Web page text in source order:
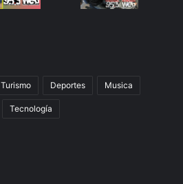
Turismo Deportes Musica
Tecnología